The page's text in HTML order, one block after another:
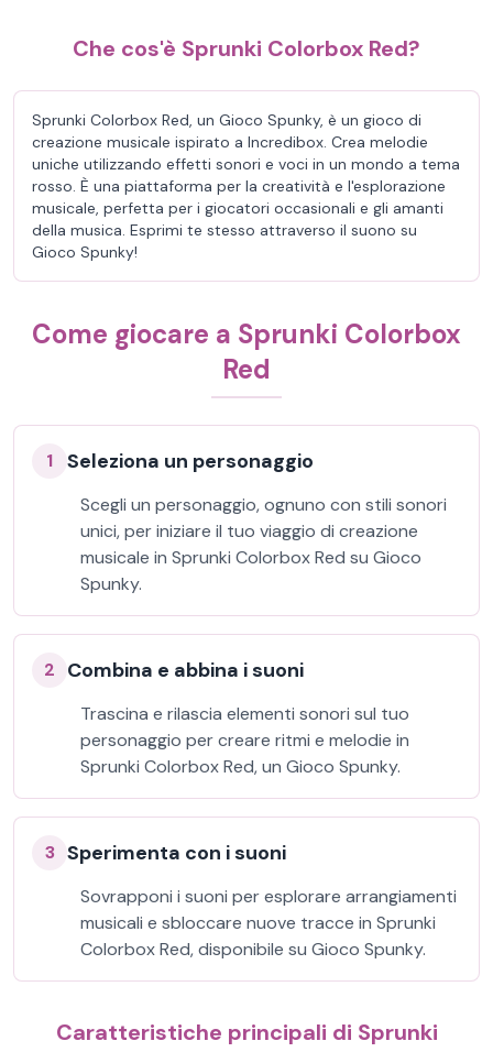
Che cos'è Sprunki Colorbox Red?
Sprunki Colorbox Red, un Gioco Spunky, è un gioco di
creazione musicale ispirato a Incredibox. Crea melodie
uniche utilizzando effetti sonori e voci in un mondo a tema
rosso. È una piattaforma per la creatività e l'esplorazione
musicale, perfetta per i giocatori occasionali e gli amanti
della musica. Esprimi te stesso attraverso il suono su
Gioco Spunky!
Come giocare a Sprunki Colorbox
Red
1 Seleziona un personaggio
Scegli un personaggio, ognuno con stili sonori
unici, per iniziare il tuo viaggio di creazione
musicale in Sprunki Colorbox Red su Gioco
Spunky.
2 Combina e abbina i suoni
Trascina e rilascia elementi sonori sul tuo
personaggio per creare ritmi e melodie in
Sprunki Colorbox Red, un Gioco Spunky.
3 Sperimenta con i suoni
Sovrapponi i suoni per esplorare arrangiamenti
musicali e sbloccare nuove tracce in Sprunki
Colorbox Red, disponibile su Gioco Spunky.
Caratteristiche principali di Sprunki